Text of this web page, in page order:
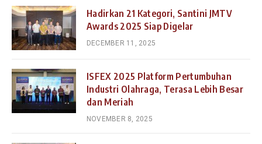
Hadirkan 21 Kategori, Santini JMTV
Awards 2025 Siap Digelar
DECEMBER 11, 2025
ISFEX 2025 Platform Pertumbuhan
Industri Olahraga, Terasa Lebih Besar
dan Meriah
NOVEMBER 8, 2025